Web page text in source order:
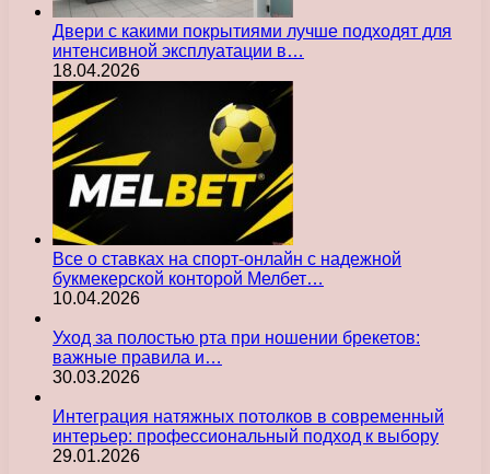
Двери с какими покрытиями лучше подходят для
интенсивной эксплуатации в…
18.04.2026
Все о ставках на спорт-онлайн с надежной
букмекерской конторой Мелбет…
10.04.2026
Уход за полостью рта при ношении брекетов:
важные правила и…
30.03.2026
Интеграция натяжных потолков в современный
интерьер: профессиональный подход к выбору
29.01.2026